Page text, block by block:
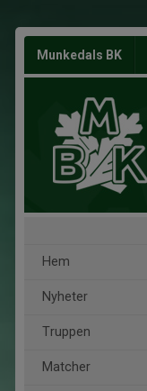
Munkedals BK
Hem
Nyheter
Truppen
Matcher